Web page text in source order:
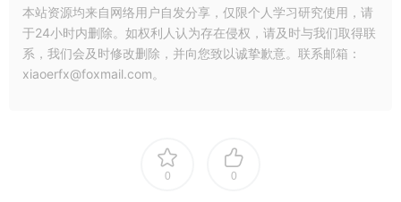
本站资源均来自网络用户自发分享，仅限个人学习研究使用，请
于24小时内删除。如权利人认为存在侵权，请及时与我们取得联
系，我们会及时修改删除，并向您致以诚挚歉意。联系邮箱：
xiaoerfx@foxmail.com。
0 0